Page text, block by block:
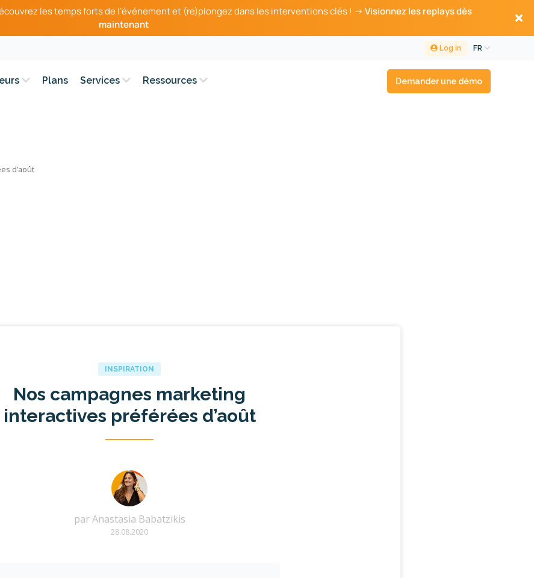
les temps forts de l’événement et (re)plongez dans les interventions clés ! → Visionnez les replays dès
maintenant
FR
Log in
Plans Services Ressources Demander une démo
d’août
INSPIRATION
Nos campagnes marketing
interactives préférées d’août
parAnastasia Babatzikis
28.08.2020